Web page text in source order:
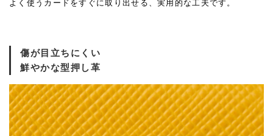
よく使うカードをすぐに取り出せる、実用的な工夫です。
傷が目立ちにくい
鮮やかな型押し革